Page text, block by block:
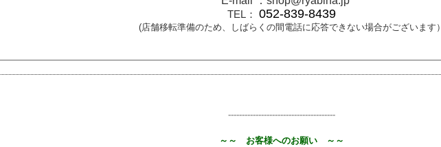
TEL： 052-839-8439
(店舗移転準備のため、しばらくの間電話に応答できない場合がございます）
---------------------------------------
～～ お客様へのお願い ～～